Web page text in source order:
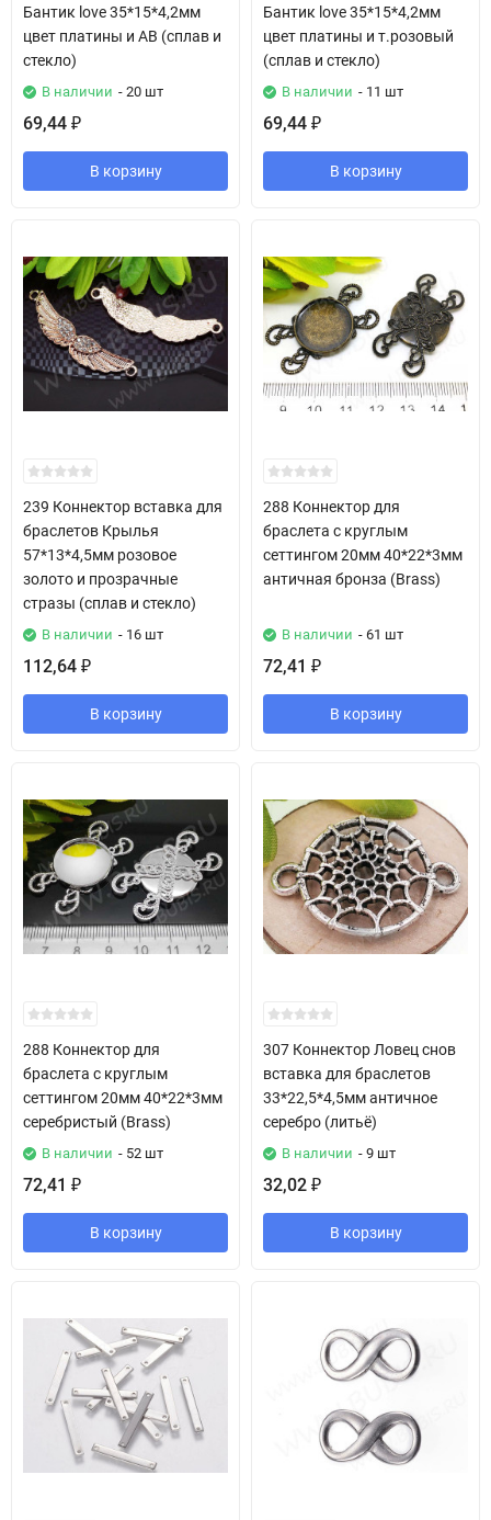
Бантик love 35*15*4,2мм
цвет платины и АВ (сплав и
стекло)
В наличии - 20 шт
69,44 ₽
В корзину
Бантик love 35*15*4,2мм
цвет платины и т.розовый
(сплав и стекло)
В наличии - 11 шт
69,44 ₽
В корзину
239 Коннектор вставка для
браслетов Крылья
57*13*4,5мм розовое
золото и прозрачные
стразы (сплав и стекло)
В наличии - 16 шт
112,64 ₽
В корзину
288 Коннектор для
браслета с круглым
сеттингом 20мм 40*22*3мм
античная бронза (Brass)
В наличии - 61 шт
72,41 ₽
В корзину
288 Коннектор для
браслета с круглым
сеттингом 20мм 40*22*3мм
серебристый (Brass)
В наличии - 52 шт
72,41 ₽
В корзину
307 Коннектор Ловец снов
вставка для браслетов
33*22,5*4,5мм античное
серебро (литьё)
В наличии - 9 шт
32,02 ₽
В корзину